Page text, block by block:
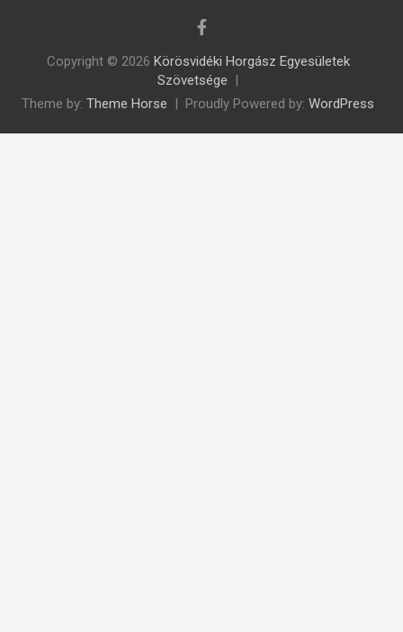
Copyright © 2026 Körösvidéki Horgász Egyesületek
Szövetsége
Theme by: Theme Horse Proudly Powered by: WordPress